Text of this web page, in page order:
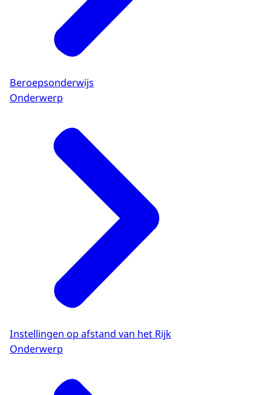
Beroepsonderwijs
Onderwerp
Instellingen op afstand van het Rijk
Onderwerp